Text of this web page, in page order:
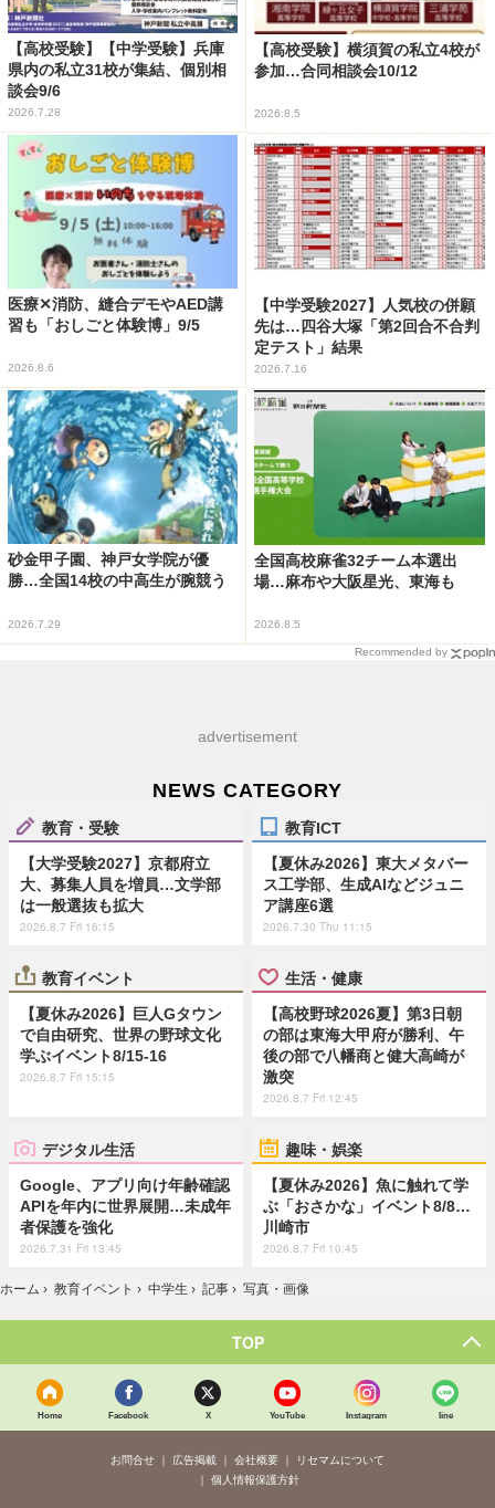
【高校受験】【中学受験】兵庫
県内の私立31校が集結、個別相
談会9/6
2026.7.28
【高校受験】横須賀の私立4校が
参加…合同相談会10/12
2026.8.5
医療✕消防、縫合デモやAED講
習も「おしごと体験博」9/5
2026.8.6
【中学受験2027】人気校の併願
先は…四谷大塚「第2回合不合判
定テスト」結果
2026.7.16
砂金甲子園、神戸女学院が優
勝…全国14校の中高生が腕競う
2026.7.29
全国高校麻雀32チーム本選出
場…麻布や大阪星光、東海も
2026.8.5
Recommended by
advertisement
NEWS CATEGORY
教育・受験
【大学受験2027】京都府立
大、募集人員を増員…文学部
は一般選抜も拡大
2026.8.7 Fri 16:15
教育ICT
【夏休み2026】東大メタバー
ス工学部、生成AIなどジュニ
ア講座6選
2026.7.30 Thu 11:15
教育イベント
【夏休み2026】巨人Gタウン
で自由研究、世界の野球文化
学ぶイベント8/15-16
2026.8.7 Fri 15:15
生活・健康
【高校野球2026夏】第3日朝
の部は東海大甲府が勝利、午
後の部で八幡商と健大高崎が
激突
2026.8.7 Fri 12:45
デジタル生活
Google、アプリ向け年齢確認
APIを年内に世界展開…未成年
者保護を強化
2026.7.31 Fri 13:45
趣味・娯楽
【夏休み2026】魚に触れて学
ぶ「おさかな」イベント8/8…
川崎市
2026.8.7 Fri 10:45
ホーム › 教育イベント › 中学生 › 記事 › 写真・画像
TOP
Home Facebook X YouTube Instagram line
お問合せ 広告掲載 会社概要
リセマムについて
個人情報保護方針